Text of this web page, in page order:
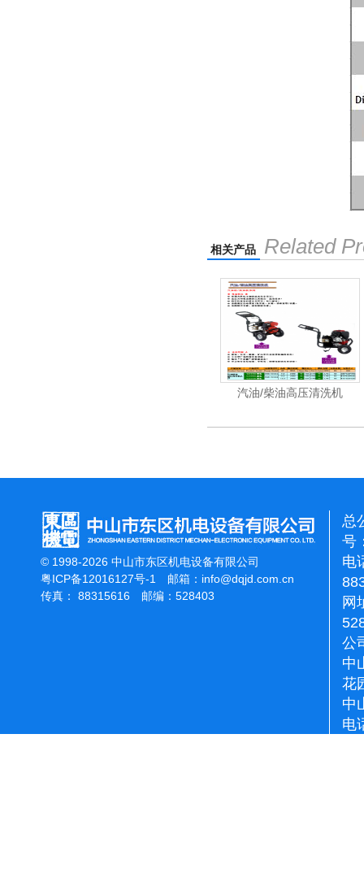
相关产品 Related
汽油/柴油高压清洗机
© 1998-2026 中山市东区机电设备有限公司
粤ICP备12016127号-1
邮箱： info@dqjd.com.cn
传真： 88315616 邮编：528403
总
号
电
网
公
中
花
中
电